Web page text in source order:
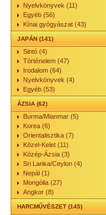
Nyelvkönyvek (11)
Egyéb (56)
Kínai gyógyászat (43)
JAPÁN (141)
Sintó (4)
Történelem (47)
Irodalom (64)
Nyelvkönyvek (4)
Egyéb (53)
ÁZSIA (62)
Burma/Mianmar (5)
Korea (6)
Orientalisztika (7)
Közel-Kelet (11)
Közép-Ázsia (3)
Sri Lanka/Ceylon (4)
Nepál (1)
Mongólia (27)
Angkor (8)
HARCMŰVÉSZET (145)